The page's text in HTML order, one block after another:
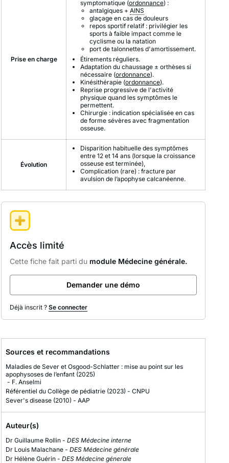
Prise en charge
symptomatique (ordonnance) :
antalgiques + AINS
glaçage en cas de douleurs
repos sportif relatif : privilégier les
sports à faible impact comme le
cyclisme ou la natation
port de talonnettes d'amortissement.
Étirements réguliers.
Adaptation du chaussage ± orthèses si
nécessaire (ordonnance).
Kinésithérapie (ordonnance).
Reprise progressive de l'activité
physique quand les symptômes le
permettent.
Chirurgie : indication spécialisée en cas
de forme sévères avec fragmentation
osseuse.
Évolution
Disparition habituelle des symptômes
entre 12 et 14 ans (lorsque la croissance
osseuse est terminée),
Complication (rare) : fracture par
avulsion de l’apophyse calcanéenne.
Accès limité
Cette fiche fait parti du module Médecine générale.
Demander une démo
Déjà inscrit ? Se connecter
Sources et recommandations
Maladies de Sever et Osgood-Schlatter : mise au point sur les
apophysoses de l’enfant (2025)
- F. Anselmi
Référentiel du Collège de pédiatrie (2023) - CNPU
Sever's disease (2010) - AAP
Auteur(s)
Dr Guillaume Rollin - DES Médecine interne
Dr Louis Malachane - DES Médecine générale
Dr Hélène Guérin - DES Médecine génerale